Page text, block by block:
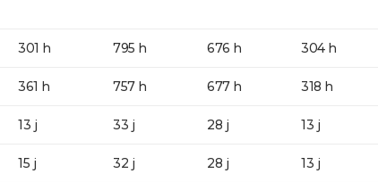
301 h 795 h 676 h 304 h
361 h 757 h 677 h 318 h
13 j 33 j 28 j 13 j
15 j 32 j 28 j 13 j